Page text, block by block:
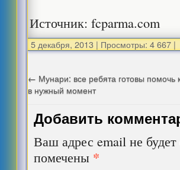
Источник: fcparma.com
5 декабря, 2013 | Просмотры: 4 667 |
← Мунари: все ребята готовы помочь
в нужный момент
Добавить
Ваш адрес email не будет
помечены *